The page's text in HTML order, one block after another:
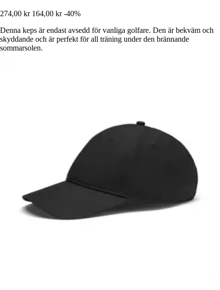
274,00 kr 164,00 kr -40%
Denna keps är endast avsedd för vanliga golfare. Den är bekväm och
skyddande och är perfekt för all träning under den brännande
sommarsolen.